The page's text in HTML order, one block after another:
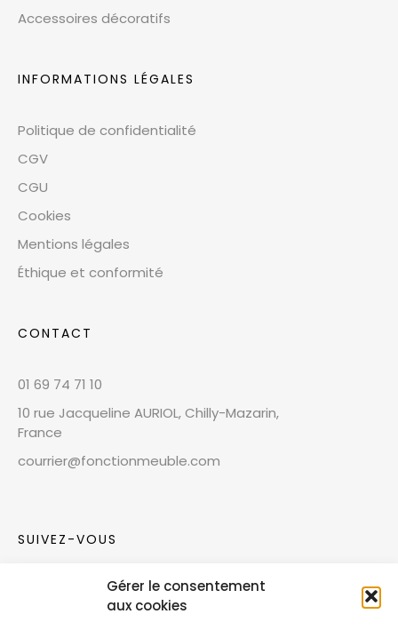
Gérer le consentement
aux cookies
Accessoires décoratifs
INFORMATIONS LÉGALES
Politique de confidentialité
CGV
CGU
Cookies
Mentions légales
Éthique et conformité
CONTACT
01 69 74 71 10
10 rue Jacqueline AURIOL, Chilly-Mazarin,
France
courrier@fonctionmeuble.com
SUIVEZ-VOUS
Rejoignez notre communauté sur les réseaux